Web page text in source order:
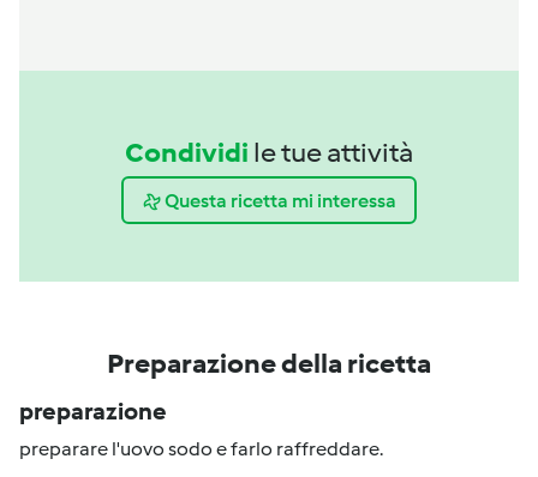
Condividi le tue attività
Questa ricetta mi interessa
Preparazione della ricetta
preparazione
preparare l'uovo sodo e farlo raffreddare.